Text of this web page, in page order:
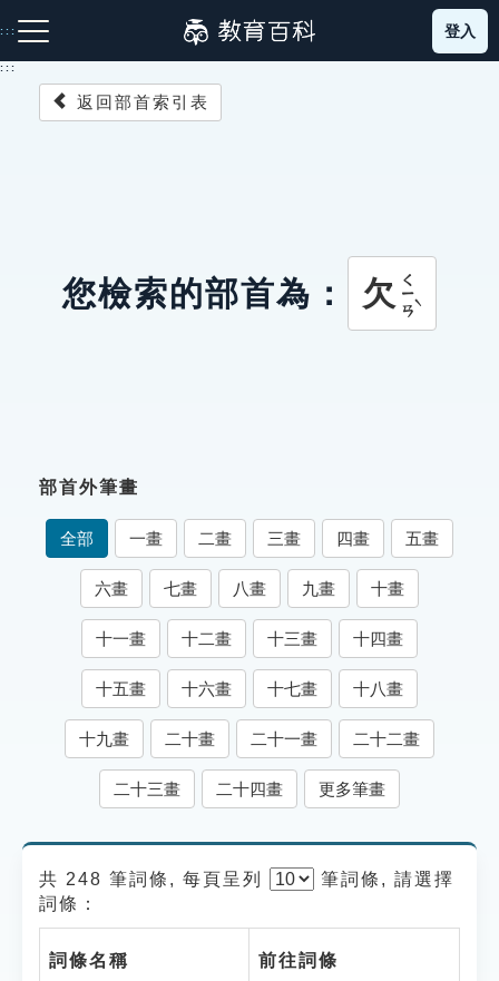
到
主
:::
索引選單
知識索引
單字索引
生命大百科索引
遊戲專區
教學應用
登入
:::
返回部首索引表
您檢索的部首為： 欠 ㄑㄧㄢˋ
部首外筆畫
全部 一畫 二畫 三畫 四畫 五畫
六畫 七畫 八畫 九畫 十畫
十一畫 十二畫 十三畫 十四畫
十五畫 十六畫 十七畫 十八畫
十九畫 二十畫 二十一畫 二十二畫
二十三畫 二十四畫 更多筆畫
共 248 筆詞條, 每頁呈列 筆詞條, 請選擇
詞條：
詞條名稱 前往詞條